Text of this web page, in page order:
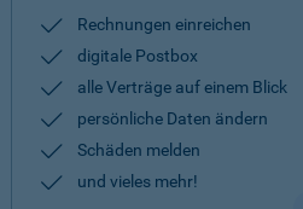
Rechnungen einreichen
digitale Postbox
alle Verträge auf einem Blick
persönliche Daten ändern
Schäden melden
und vieles mehr!